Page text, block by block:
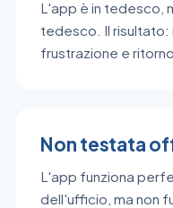
L'app è in tedesco,
tedesco. Il risultato:
frustrazione e
Non testata
L'app funziona
dell'ufficio, ma non